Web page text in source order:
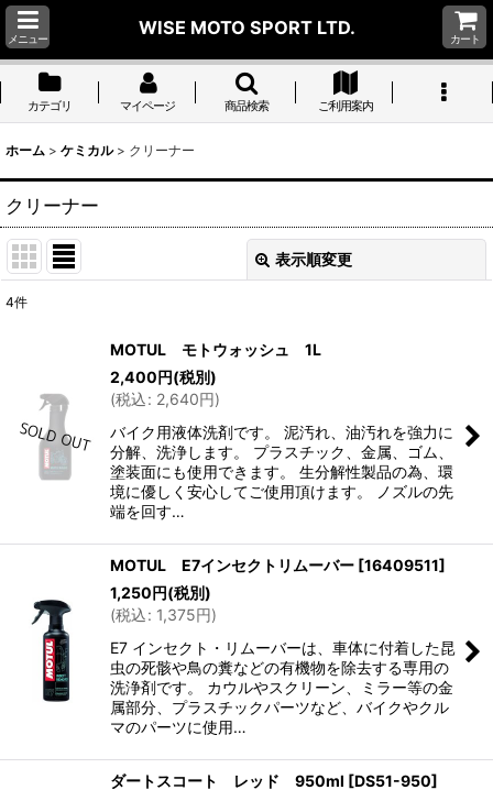
メニュー
WISE MOTO SPORT LTD.
カート
カテゴリ マイページ 商品検索 ご利用案内
ホーム > ケミカル > クリーナー
クリーナー
表示順変更
絞り込む
4件
MOTUL モトウォッシュ 1L
2,400円(税別)
(税込: 2,640円)
バイク用液体洗剤です。 泥汚れ、油汚れを強力に
分解、洗浄します。 プラスチック、金属、ゴム、
塗装面にも使用できます。 生分解性製品の為、環
境に優しく安心してご使用頂けます。 ノズルの先
端を回す…
MOTUL E7インセクトリムーバー [16409511]
1,250円(税別)
(税込: 1,375円)
E7 インセクト・リムーバーは、車体に付着した昆
虫の死骸や鳥の糞などの有機物を除去する専用の
洗浄剤です。 カウルやスクリーン、ミラー等の金
属部分、プラスチックパーツなど、バイクやクル
マのパーツに使用…
ダートスコート レッド 950ml [DS51-950]